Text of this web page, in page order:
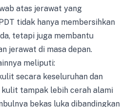
atas jerawat yang
tidak hanya membersihkan
tetapi juga membantu
jerawat di masa depan.
meliputi:
secara keseluruhan dan
tampak lebih cerah alami
bekas luka dibandingkan